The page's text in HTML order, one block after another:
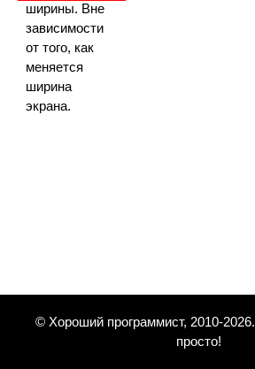
ширины. Вне
зависимости
от того, как
меняется
ширина
экрана.
© Хороший программист, 2010-
просто!